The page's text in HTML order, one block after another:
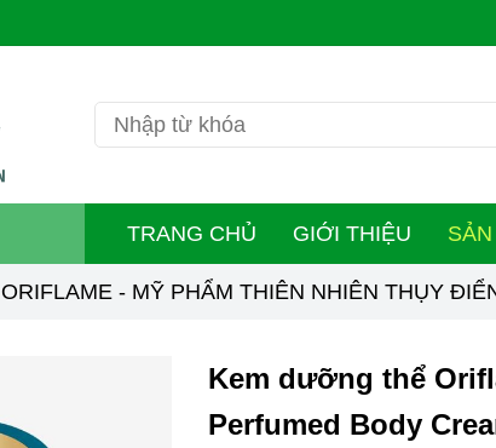
TRANG CHỦ GIỚI THIỆU
ORIFLAME - MỸ PHẨM THIÊN NHIÊN THỤY
Kem dưỡng thể
Perfumed Body